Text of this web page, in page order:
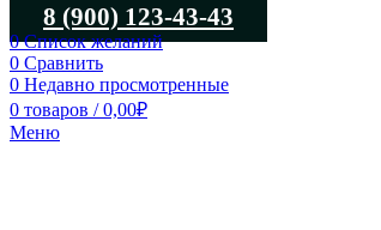
8 (900) 123-43-43
0Список желаний
0 Сравнить
0 Недавно просмотренные
0 товаров / 0,00₽
Меню